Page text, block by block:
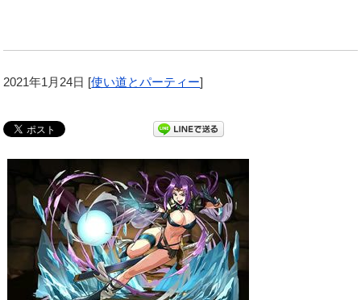
2021年1月24日 [使い道とパーティー]